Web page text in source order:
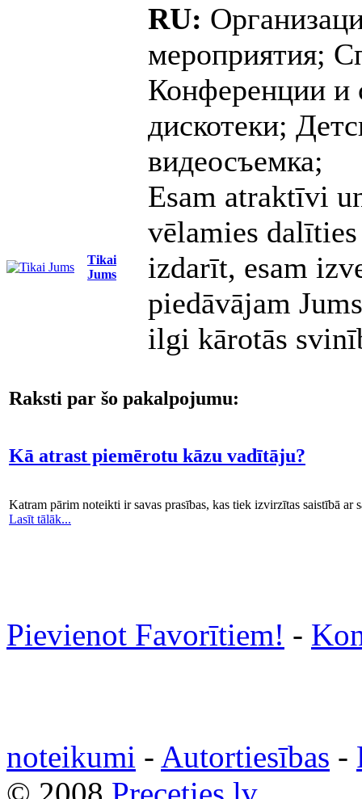
RU:
мероприятия;
Конференции
дискотеки;
видеосъемка;
Tikai
Jums
Esam atraktīvi
vēlamies
izdarīt, esam
piedāvājam
ilgi kārotās
Raksti par šo pakalpojumu:
Kā atrast piemērotu kāzu vadītāju?
Katram pārim noteikti ir savas prasības, kas tiek izvirzītas saistībā ar
Lasīt tālāk...
Pievienot Favorītiem! -
noteikumi - Autortiesības -